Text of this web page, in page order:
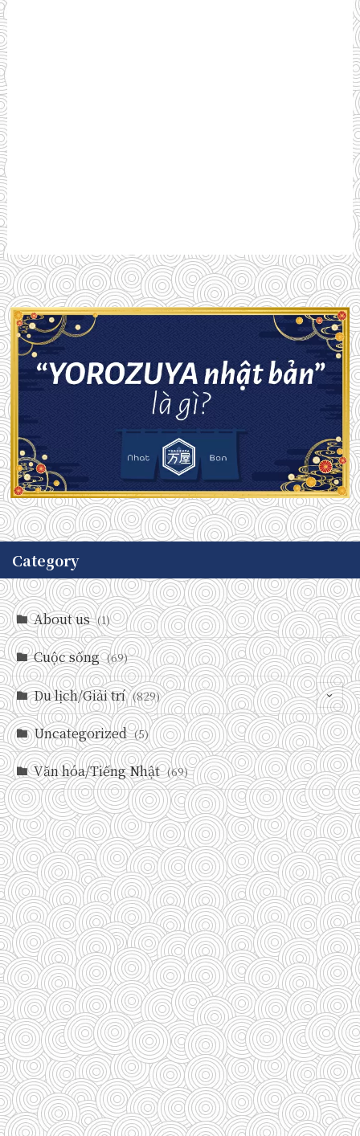
Category
About us (1)
Cuộc sống (69)
Du lịch/Giải trí (829)
(146)
(71)
(237)
(588)
(29)
(27)
(110)
(185)
(29)
(128)
(33)
(33)
Uncategorized (5)
Văn hóa/Tiếng Nhật (69)